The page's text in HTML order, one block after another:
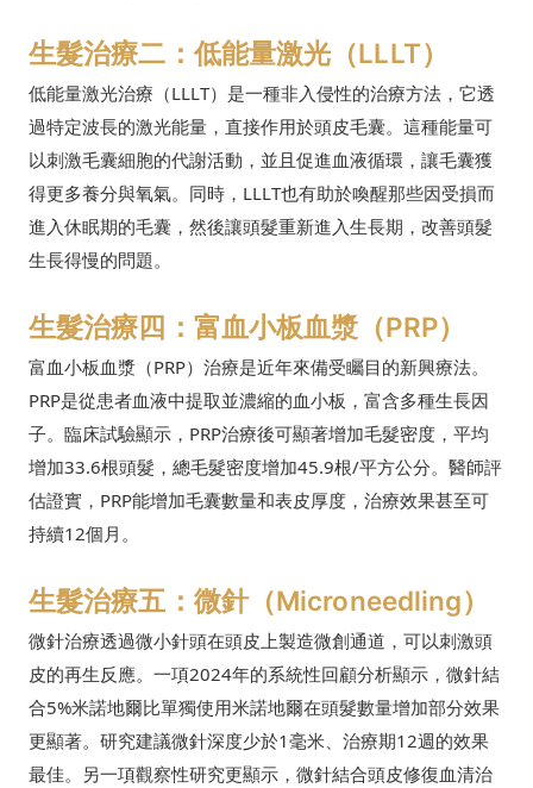
生髮治療二：低能量激光（LLLT）
低能量激光治療（LLLT）是一種非入侵性的治療方法，它透
過特定波長的激光能量，直接作用於頭皮毛囊。這種能量可
以刺激毛囊細胞的代謝活動，並且促進血液循環，讓毛囊獲
得更多養分與氧氣。同時，LLLT也有助於喚醒那些因受損而
進入休眠期的毛囊，然後讓頭髮重新進入生長期，改善頭髮
生長得慢的問題。
生髮治療四：富血小板血漿（PRP）
富血小板血漿（PRP）治療是近年來備受矚目的新興療法。
PRP是從患者血液中提取並濃縮的血小板，富含多種生長因
子。臨床試驗顯示，PRP治療後可顯著增加毛髮密度，平均
增加33.6根頭髮，總毛髮密度增加45.9根/平方公分。醫師評
估證實，PRP能增加毛囊數量和表皮厚度，治療效果甚至可
持續12個月。
生髮治療五：微針（Microneedling）
微針治療透過微小針頭在頭皮上製造微創通道，可以刺激頭
皮的再生反應。一項2024年的系統性回顧分析顯示，微針結
合5%米諾地爾比單獨使用米諾地爾在頭髮數量增加部分效果
更顯著。研究建議微針深度少於1毫米、治療期12週的效果
最佳。另一項觀察性研究更顯示，微針結合頭皮修復血清治